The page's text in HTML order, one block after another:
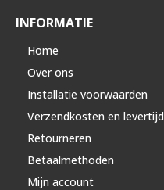
INFORMATIE
Home
Over ons
Installatie voorwaarden
Verzendkosten en levertijd
Retourneren
Betaalmethoden
Mijn account